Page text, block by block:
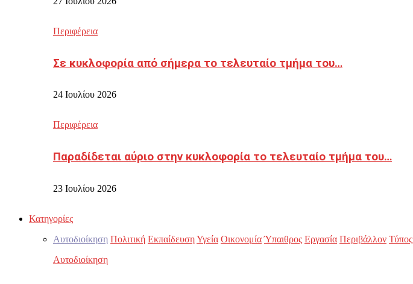
Περιφέρεια
Σε κυκλοφορία από σήμερα το τελευταίο τμήμα του…
24 Ιουλίου 2026
Περιφέρεια
Παραδίδεται αύριο στην κυκλοφορία το τελευταίο τμήμα του…
23 Ιουλίου 2026
Κατηγορίες
Αυτοδιοίκηση Πολιτική ΕκπαίδευσηΥγεία Οικονομία Ύπαιθρος Εργασία Περιβάλλον Τύπος
Αυτοδιοίκηση